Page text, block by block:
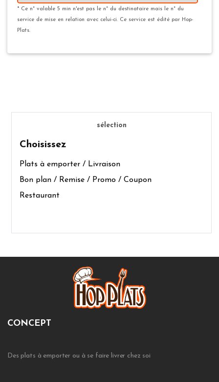
* Ce n° valable 5 min n'est pas le n° du destinataire mais le n° du
service de mise en relation avec celui-ci. Ce service est édité par Hop-
Plats.
sélection
Choisissez
Plats à emporter / Livraison
Bon plan / Remise / Promo / Coupon
Restaurant
CONCEPT
Des plats à emporter ou à se faire livrer chez soi